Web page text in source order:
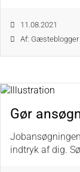
11.08.2021
Af: Gæsteblogger
Gør
indtryk af dig.